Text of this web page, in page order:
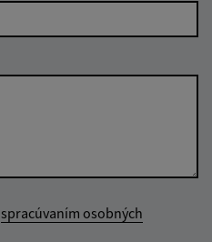
spracúvaním osobných